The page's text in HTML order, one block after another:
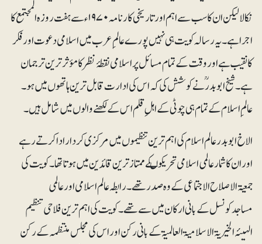
نکالا لیکن ان کا سب سے اہم اور تاریخی کارنامہ ۱۹۷۰ء سے ہفت روزہ المجتمع کا
اجرا ہے۔ یہ رسالہ کویت ہی نہیں پورے عالمِ عرب میں اسلامی دعوت اور فکر
کا نقیب ہے اور وقت کے تمام مسائل پر اسلامی نقطۂ نظر کا مؤثر ترین ترجمان
ہے۔ شیخ ابوبدرؒنے کوشش کی کہ اس کی ادارت قابل ترین ہاتھوں میں ہو۔
عالمِ اسلام کے تمام ہی چوٹی کے اہلِ قلم اس کے لکھنے والوں میں شامل ہیں۔
الاخ ابوبدر عالم اسلام کی اہم ترین تنظیموں میں مرکزی کردار ادا کرتے رہے
اور ان کا شمار عالمی اسلامی تحریکوںکے ممتاز ترین قائدین میں ہوتا تھا۔ کویت کی
جمعیۃ الاصلاح الاجتماعی کے وہ صدر تھے۔ رابطہ عالم اسلامی اور عالمی
مساجدکونسل کے بانی ارکان میں سے تھے۔ کویت کی اہم ترین فلاحی تنظیم
الہیئہ الخیریۃ الاسلامیۃ العالمیۃ کے بانی رکن اور اس کی مجلس منتظمہ کے رکن